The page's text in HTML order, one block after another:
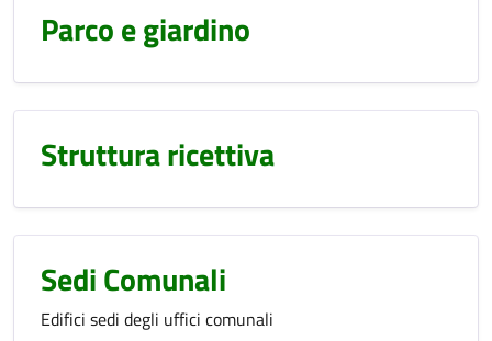
Parco e giardino
Struttura ricettiva
Sedi Comunali
Edifici sedi degli uffici comunali